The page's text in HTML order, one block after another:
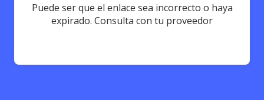
Puede ser que el enlace sea incorrecto o haya
expirado. Consulta con tu proveedor